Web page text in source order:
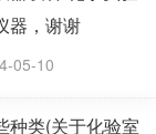
道，以主流碎
表，还有部分
器，谢谢
05-10
种类(关于化验室